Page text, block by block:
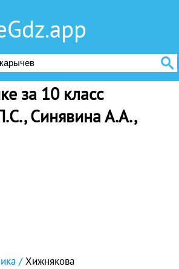
за 10 класс
Синявина А.А.,
Хижнякова